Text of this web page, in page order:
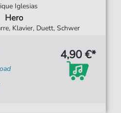
Iglesias
Hero
Klavier, Duett, Schwer
4,90 €*